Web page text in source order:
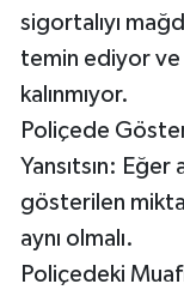
sigortalıyı
temin ediyor ve
kalınmıyor.
Poliçede
Yansıtsın: Eğer
gösterilen
aynı olmalı.
Poliçedeki